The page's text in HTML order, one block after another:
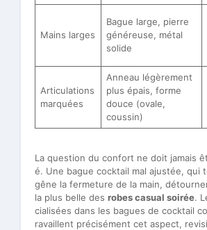
Mains larges
Bague large, pierre
généreuse, métal
solide
Articulations
marquées
Anneau légèrement
plus épais, forme
douce (ovale,
coussin)
La question du confort ne doit jamais
é. Une bague cocktail mal ajustée, qui
gêne la fermeture de la main,
la plus belle des robes casual soirée.
cialisées dans les bagues de cocktail
ravaillent précisément cet aspect,